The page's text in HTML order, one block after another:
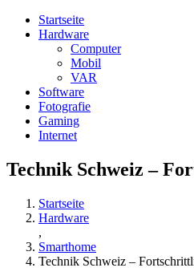
Startseite
Hardware
Computer
Mobil
VAR
Software
Fotografie
Gaming
Internet
Technik Schweiz –
Startseite
Hardware
,
Smarthome
Technik Schweiz –